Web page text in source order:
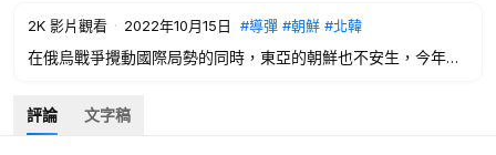
2K 影片觀看 · 2022年10月15日 #導彈 #朝鮮 #北韓
在俄烏戰爭攪動國際局勢的同時，東亞的朝鮮也不安生，今年以
持續，朝鮮這兩年經濟嚴重萎縮。即使經濟疲弱，朝鮮今年卻異
常地頻發試射導彈，這是為什麼呢？
評論 文字稿